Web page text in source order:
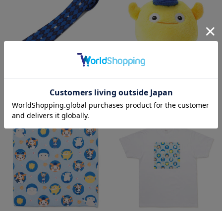
＆CHAPY
¥7,000(税込)
コットぬいぐるみ/CHAPY
¥2,000(税込)